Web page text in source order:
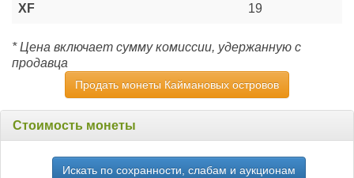
XF 19
* Цена включает сумму комиссии, удержанную с
продавца
Продать монеты Каймановых островов
Стоимость монеты
Искать по сохранности, слабам и аукционам